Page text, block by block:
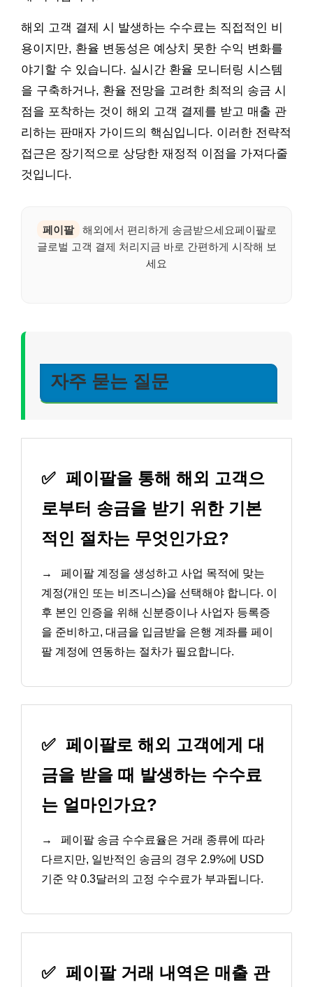
해외 고객 결제 시 발생하는 수수료는 직접적인 비
용이지만, 환율 변동성은 예상치 못한 수익 변화를
야기할 수 있습니다. 실시간 환율 모니터링 시스템
을 구축하거나, 환율 전망을 고려한 최적의 송금 시
점을 포착하는 것이 해외 고객 결제를 받고 매출 관
리하는 판매자 가이드의 핵심입니다. 이러한 전략적
접근은 장기적으로 상당한 재정적 이점을 가져다줄
것입니다.
페이팔
해외에서 편리하게 송금받으세요페이팔로
글로벌 고객 결제 처리지금 바로 간편하게 시작해 보
세요
자주 묻는 질문
✅ 페이팔을 통해 해외 고객으
로부터 송금을 받기 위한 기본
적인 절차는 무엇인가요?
→
페이팔 계정을 생성하고 사업 목적에 맞는
계정(개인 또는 비즈니스)을 선택해야 합니다. 이
후 본인 인증을 위해 신분증이나 사업자 등록증
을 준비하고, 대금을 입금받을 은행 계좌를 페이
팔 계정에 연동하는 절차가 필요합니다.
✅ 페이팔로 해외 고객에게 대
금을 받을 때 발생하는 수수료
는 얼마인가요?
→
페이팔 송금 수수료율은 거래 종류에 따라
다르지만, 일반적인 송금의 경우 2.9%에 USD
기준 약 0.3달러의 고정 수수료가 부과됩니다.
✅ 페이팔 거래 내역은 매출 관